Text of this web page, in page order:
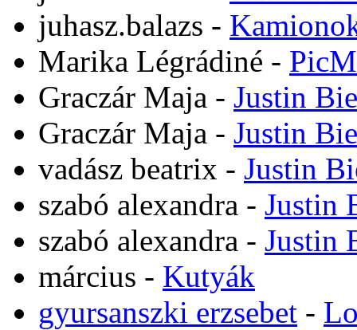
juhasz.balazs -
Marika Légrádiné -
Graczár Maja - Justin
Graczár Maja - Justin
vadász beatrix - Justin
szabó alexandra - Justin
szabó alexandra - Justin
március - Kutyák
gyursanszki erzsebet -